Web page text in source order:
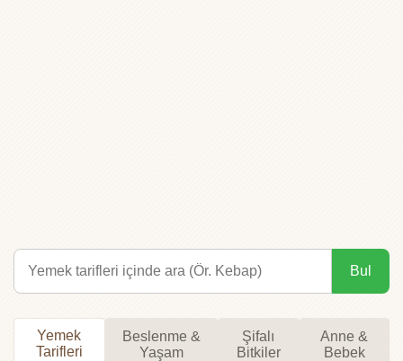
Bul
Yemek
Tarifleri
Beslenme &
Yaşam
Şifalı
Bitkiler
Anne &
Bebek